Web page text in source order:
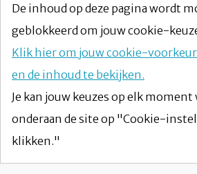
De inhoud op deze pagina wordt
geblokkeerd om jouw cookie-
Klik hier om jouw cookie-
en de inhoud te bekijken.
Je kan jouw keuzes op elk
onderaan de site op "Cookie-
klikken."